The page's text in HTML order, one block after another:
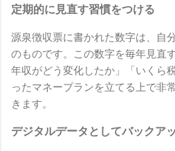
定期的に見直す習慣をつける
源泉徴収票に書かれた数字は、自
のものです。この数字を毎年見直
年収がどう変化したか」「いくら
ったマネープランを立てる上で非
きます。
デジタルデータとしてバックア